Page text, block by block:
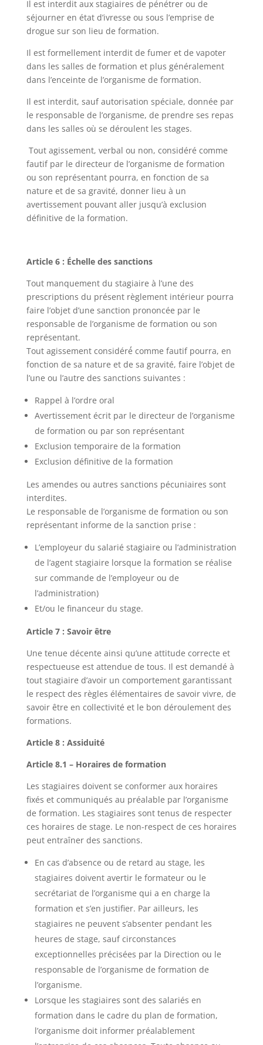
Il est interdit aux stagiaires de pénétrer ou de
séjourner en état d’ivresse ou sous l’emprise de
drogue sur son lieu de formation.
Il est formellement interdit de fumer et de vapoter
dans les salles de formation et plus généralement
dans l’enceinte de l’organisme de formation.
Il est interdit, sauf autorisation spéciale, donnée par
le responsable de l’organisme, de prendre ses repas
dans les salles où se déroulent les stages.
Tout agissement, verbal ou non, considéré comme
fautif par le directeur de l’organisme de formation
ou son représentant pourra, en fonction de sa
nature et de sa gravité, donner lieu à un
avertissement pouvant aller jusqu’à exclusion
définitive de la formation.
Article 6 : Échelle des sanctions
Tout manquement du stagiaire à l’une des
prescriptions du présent règlement intérieur pourra
faire l’objet d’une sanction prononcée par le
responsable de l’organisme de formation ou son
représentant.
Tout agissement considéré́ comme fautif pourra, en
fonction de sa nature et de sa gravité, faire l’objet de
l’une ou l’autre des sanctions suivantes :
Rappel à l’ordre oral
Avertissement écrit par le directeur de l’organisme
de formation ou par son représentant
Exclusion temporaire de la formation
Exclusion définitive de la formation
Les amendes ou autres sanctions pécuniaires sont
interdites.
Le responsable de l’organisme de formation ou son
représentant informe de la sanction prise :
L’employeur du salarié stagiaire ou l’administration
de l’agent stagiaire lorsque la formation se réalise
sur commande de l’employeur ou de
l’administration)
Et/ou le financeur du stage.
Article 7 : Savoir être
Une tenue décente ainsi qu’une attitude correcte et
respectueuse est attendue de tous. Il est demandé à
tout stagiaire d’avoir un comportement garantissant
le respect des règles élémentaires de savoir vivre, de
savoir être en collectivité et le bon déroulement des
formations.
Article 8 : Assiduité
Article 8.1 – Horaires de formation
Les stagiaires doivent se conformer aux horaires
fixés et communiqués au préalable par l’organisme
de formation. Les stagiaires sont tenus de respecter
ces horaires de stage. Le non-respect de ces horaires
peut entraîner des sanctions.
En cas d’absence ou de retard au stage, les
stagiaires doivent avertir le formateur ou le
secrétariat de l’organisme qui a en charge la
formation et s’en justifier. Par ailleurs, les
stagiaires ne peuvent s’absenter pendant les
heures de stage, sauf circonstances
exceptionnelles précisées par la Direction ou le
responsable de l’organisme de formation de
l’organisme.
Lorsque les stagiaires sont des salariés en
formation dans le cadre du plan de formation,
l’organisme doit informer préalablement